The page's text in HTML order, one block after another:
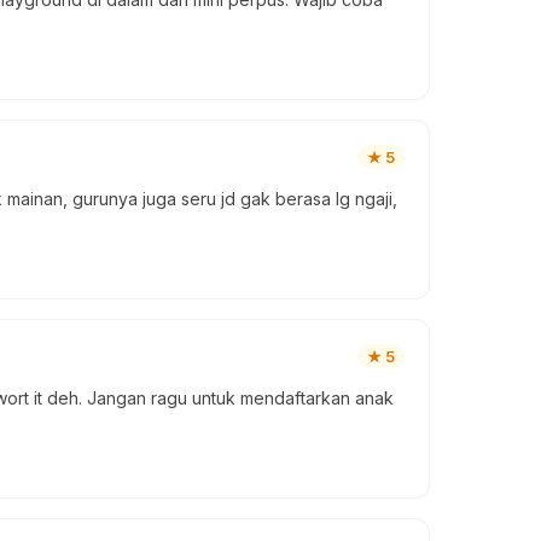
★ 5
gurunya juga seru jd gak berasa lg ngaji,
★ 5
it deh. Jangan ragu untuk mendaftarkan anak